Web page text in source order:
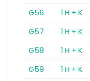
G56
1 H + K
G57
1 H + K
G58
1 H + K
G59
1 H + K